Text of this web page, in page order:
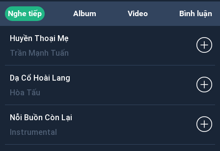
Nghe tiếp Album Video Bình luận
Huyền Thoại Mẹ
Trần Mạnh Tuấn
Dạ Cổ Hoài Lang
Hòa Tấu
Nỗi Buồn Còn Lại
Instrumental